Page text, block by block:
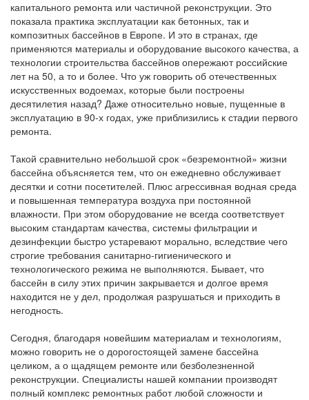
капитального ремонта или частичной реконструкции. Это
показала практика эксплуатации как бетонных, так и
композитных бассейнов в Европе. И это в странах, где
применяются материалы и оборудование высокого качества, а
технологии строительства бассейнов опережают российские
лет на 50, а то и более. Что уж говорить об отечественных
искусственных водоемах, которые были построены
десятилетия назад? Даже относительно новые, пущенные в
эксплуатацию в 90-х годах, уже приблизились к стадии первого
ремонта.
Такой сравнительно небольшой срок «безремонтной» жизни
бассейна объясняется тем, что он ежедневно обслуживает
десятки и сотни посетителей. Плюс агрессивная водная среда
и повышенная температура воздуха при постоянной
влажности. При этом оборудование не всегда соответствует
высоким стандартам качества, системы фильтрации и
дезинфекции быстро устаревают морально, вследствие чего
строгие требования санитарно-гигиенического и
технологического режима не выполняются. Бывает, что
бассейн в силу этих причин закрывается и долгое время
находится не у дел, продолжая разрушаться и приходить в
негодность.
Сегодня, благодаря новейшим материалам и технологиям,
можно говорить не о дорогостоящей замене бассейна
целиком, а о щадящем ремонте или безболезненной
реконструкции. Специалисты нашей компании производят
полный комплекс ремонтных работ любой сложности и